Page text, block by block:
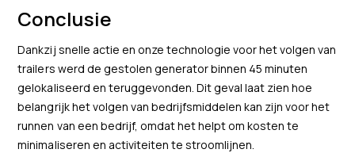
Conclusie
Dankzij snelle actie en onze technologie voor het volgen van
trailers werd de gestolen generator binnen 45 minuten
gelokaliseerd en teruggevonden. Dit geval laat zien hoe
belangrijk het volgen van bedrijfsmiddelen kan zijn voor het
runnen van een bedrijf, omdat het helpt om kosten te
minimaliseren en activiteiten te stroomlijnen.